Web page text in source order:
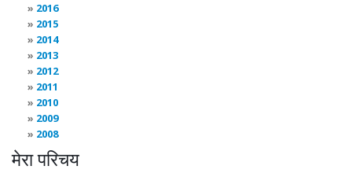
2016
2015
2014
2013
2012
2011
2010
2009
2008
मेरा परिचय